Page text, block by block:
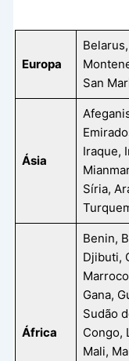
Europa
San
Ásia
Iraque,
Síria,
África
Benin,
Djibuti,
Gana,
Sudão
Congo,
Mali,